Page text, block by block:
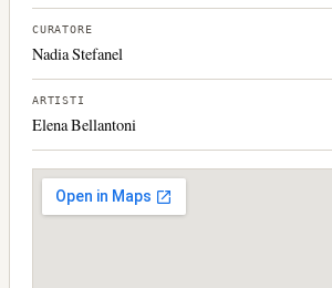
CURATORE
Nadia Stefanel
ARTISTI
Elena Bellantoni